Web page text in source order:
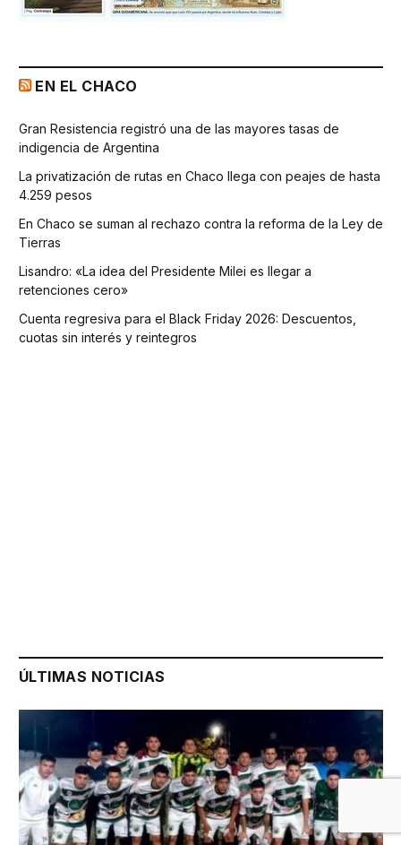
EN EL CHACO
Gran Resistencia registró una de las mayores tasas de
indigencia de Argentina
La privatización de rutas en Chaco llega con peajes de hasta
4.259 pesos
En Chaco se suman al rechazo contra la reforma de la Ley de
Tierras
Lisandro: «La idea del Presidente Milei es llegar a
retenciones cero»
Cuenta regresiva para el Black Friday 2026: Descuentos,
cuotas sin interés y reintegros
ÚLTIMAS NOTICIAS